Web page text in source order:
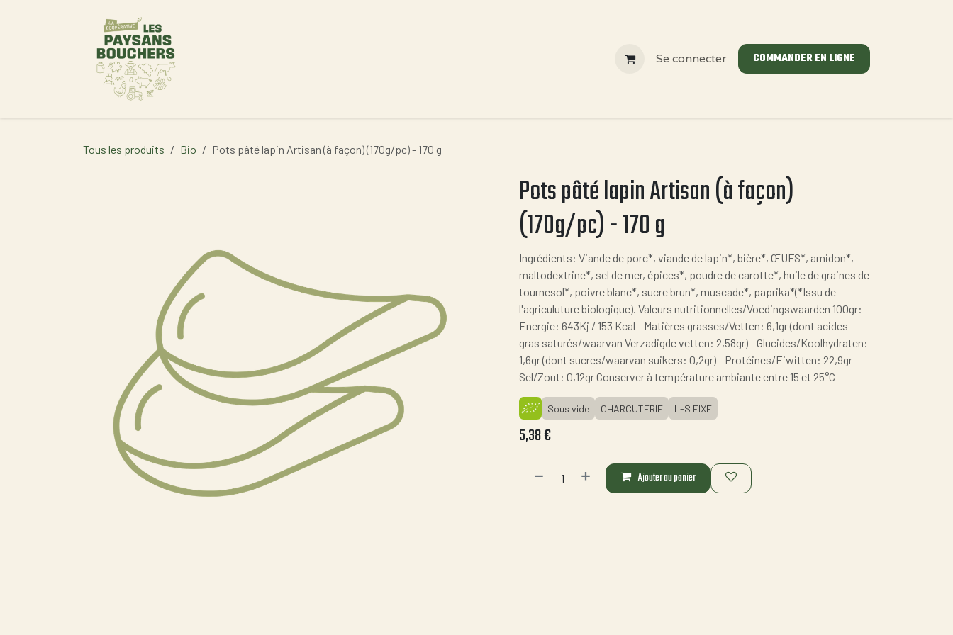
Se connecter COMMANDER EN LIGNE
Tous les produits Bio Pots pâté lapin Artisan (à façon) (170g/pc) - 170 g
Pots pâté lapin Artisan (à façon)
(170g/pc) - 170 g
Ingrédients: Viande de porc*, viande de lapin*, bière*, ŒUFS*, amidon*,
maltodextrine*, sel de mer, épices*, poudre de carotte*, huile de graines de
tournesol*, poivre blanc*, sucre brun*, muscade*, paprika*(*Issu de
l'agriculuture biologique). Valeurs nutritionnelles/Voedingswaarden 100gr:
Energie: 643Kj / 153 Kcal - Matières grasses/Vetten: 6,1gr (dont acides
gras saturés/waarvan Verzadigde vetten: 2,58gr) - Glucides/Koolhydraten:
1,6gr (dont sucres/waarvan suikers: 0,2gr) - Protéines/Eiwitten: 22,9gr -
Sel/Zout: 0,12gr Conserver à température ambiante entre 15 et 25°C
Sous vide CHARCUTERIE L-S FIXE
5,38€
Ajouter au panier